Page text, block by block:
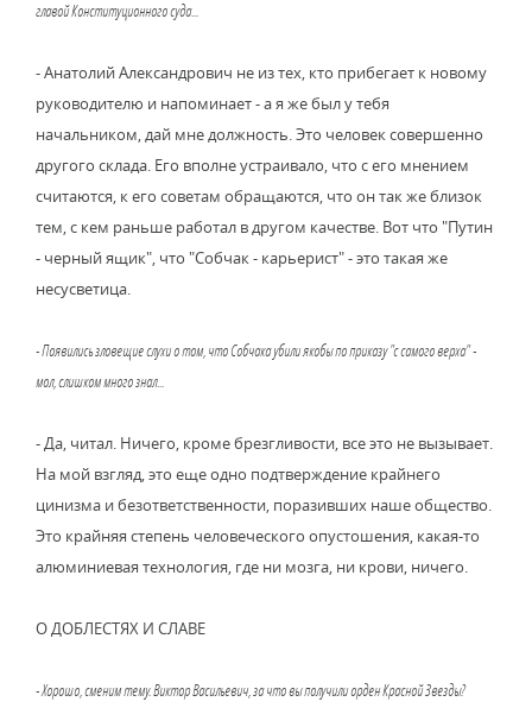
главой Конституционного суда...
- Анатолий Александрович не из тех, кто прибегает к новому
руководителю и напоминает - а я же был у тебя
начальником, дай мне должность. Это человек совершенно
другого склада. Его вполне устраивало, что с его мнением
считаются, к его советам обращаются, что он так же близок
тем, с кем раньше работал в другом качестве. Вот что "Путин
- черный ящик", что "Собчак - карьерист" - это такая же
несусветица.
- Появились зловещие слухи о том, что Собчака убили якобы по приказу "с самого верха" -
мол, слишком много знал...
- Да, читал. Ничего, кроме брезгливости, все это не вызывает.
На мой взгляд, это еще одно подтверждение крайнего
цинизма и безответственности, поразивших наше общество.
Это крайняя степень человеческого опустошения, какая-то
алюминиевая технология, где ни мозга, ни крови, ничего.
О ДОБЛЕСТЯХ И СЛАВЕ
- Хорошо, сменим тему. Виктор Васильевич, за что вы получили орден Красной Звезды?